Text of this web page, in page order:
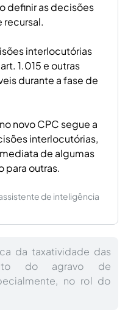
definir as decisões
recursal.
interlocutórias
1.015 e outras
durante a fase de
novo CPC segue a
interlocutórias,
de algumas
para outras.
de inteligência
da taxatividade das
do agravo de
no rol do